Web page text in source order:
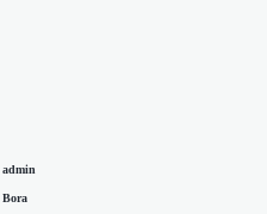
admin
Bora